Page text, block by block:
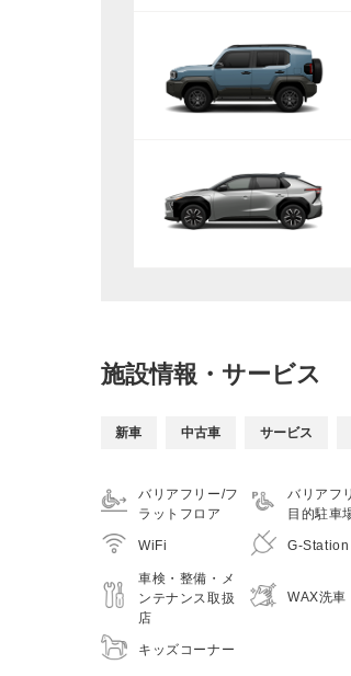
施設情報・サービス
新車 中古車 サービス
バリアフリー/フ
ラットフロア
バリアフ
目的駐車
WiFi G-Station
車検・整備・メ
ンテナンス取扱
店
WAX洗車
キッズコーナー